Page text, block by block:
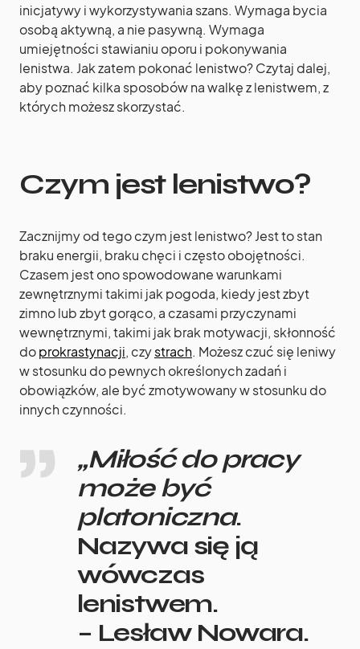
inicjatywy i wykorzystywania szans. Wymaga bycia
osobą aktywną, a nie pasywną. Wymaga
umiejętności stawianiu oporu i pokonywania
lenistwa. Jak zatem pokonać lenistwo? Czytaj dalej,
aby poznać kilka sposobów na walkę z lenistwem, z
których możesz skorzystać.
Czym jest lenistwo?
Zacznijmy od tego czym jest lenistwo? Jest to stan
braku energii, braku chęci i często obojętności.
Czasem jest ono spowodowane warunkami
zewnętrznymi takimi jak pogoda, kiedy jest zbyt
zimno lub zbyt gorąco, a czasami przyczynami
wewnętrznymi, takimi jak brak motywacji, skłonność
doprokrastynacji, czystrach. Możesz czuć się leniwy
w stosunku do pewnych określonych zadań i
obowiązków, ale być zmotywowany w stosunku do
innych czynności.
„Miłość do pracy
może być
platoniczna.
Nazywa się ją
wówczas
lenistwem.
– Lesław Nowara.